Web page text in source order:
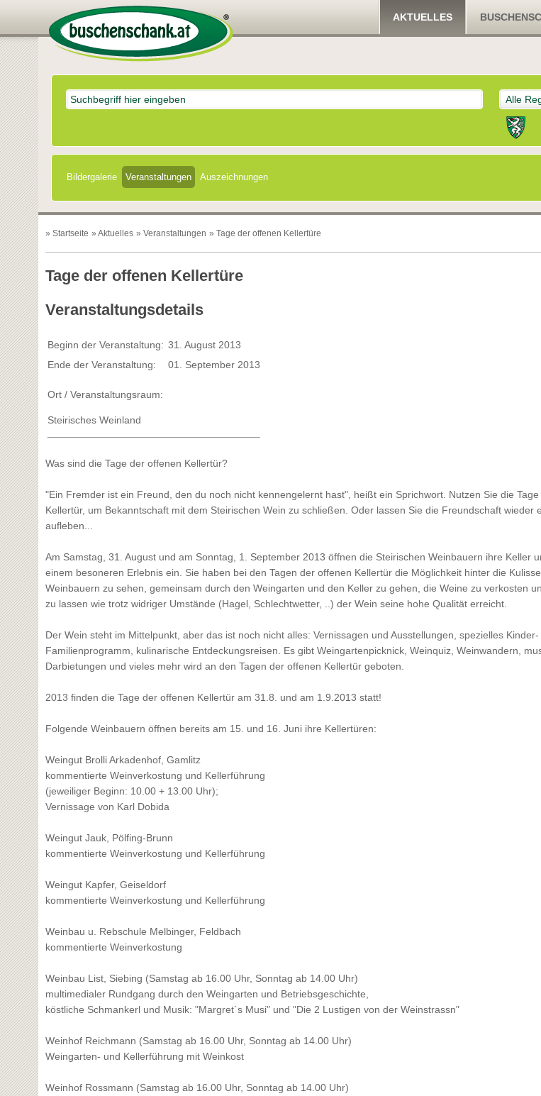
AKTUELLES
Alle
Bildergalerie Veranstaltungen Auszeichnungen
» Startseite » Aktuelles » Veranstaltungen » Tage der offenen Kellertüre
Tage der offenen Kellertüre
Veranstaltungsdetails
Beginn der Veranstaltung: 31. August 2013
Ende der Veranstaltung:
01. September 2013
Ort / Veranstaltungsraum:
Steirisches Weinland
Was sind die Tage der offenen Kellertür?
"Ein Fremder ist ein Freund, den du noch nicht kennengelernt hast", heißt ein Sprichwort. Nutzen Sie die
Kellertür, um Bekanntschaft mit dem Steirischen Wein zu schließen. Oder lassen Sie die Freundschaft wieder
aufleben...
Am Samstag, 31. August und am Sonntag, 1. September 2013 öffnen die Steirischen Weinbauern ihre Keller
einem besoneren Erlebnis ein. Sie haben bei den Tagen der offenen Kellertür die Möglichkeit hinter die
Weinbauern zu sehen, gemeinsam durch den Weingarten und den Keller zu gehen, die Weine zu verkosten
zu lassen wie trotz widriger Umstände (Hagel, Schlechtwetter, ..) der Wein seine hohe Qualität erreicht.
Der Wein steht im Mittelpunkt, aber das ist noch nicht alles: Vernissagen und Ausstellungen, spezielles Kinder-
Familienprogramm, kulinarische Entdeckungsreisen. Es gibt Weingartenpicknick, Weinquiz, Weinwandern,
Darbietungen und vieles mehr wird an den Tagen der offenen Kellertür geboten.
2013 finden die Tage der offenen Kellertür am 31.8. und am 1.9.2013 statt!
Folgende Weinbauern öffnen bereits am 15. und 16. Juni ihre Kellertüren:
Weingut Brolli Arkadenhof, Gamlitz
kommentierte Weinverkostung und Kellerführung
(jeweiliger Beginn: 10.00 + 13.00 Uhr);
Vernissage von Karl Dobida
Weingut Jauk, Pölfing-Brunn
kommentierte Weinverkostung und Kellerführung
Weingut Kapfer, Geiseldorf
kommentierte Weinverkostung und Kellerführung
Weinbau u. Rebschule Melbinger, Feldbach
kommentierte Weinverkostung
Weinbau List, Siebing (Samstag ab 16.00 Uhr, Sonntag ab 14.00 Uhr)
multimedialer Rundgang durch den Weingarten und Betriebsgeschichte,
köstliche Schmankerl und Musik: "Margret´s Musi" und "Die 2 Lustigen von der Weinstrassn"
Weinhof Reichmann (Samstag ab 16.00 Uhr, Sonntag ab 14.00 Uhr)
Weingarten- und Kellerführung mit Weinkost
Weinhof Rossmann (Samstag ab 16.00 Uhr, Sonntag ab 14.00 Uhr)